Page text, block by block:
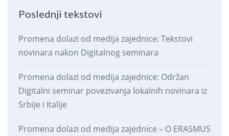
Poslednji tekstovi
Promena dolazi od medija zajednice: Tekstovi
novinara nakon Digitalnog seminara
Promena dolazi od medija zajednice: Održan
Digitalni seminar povezivanja lokalnih novinara iz
Srbije i Italije
Promena dolazi od medija zajednice – O ERASMUS